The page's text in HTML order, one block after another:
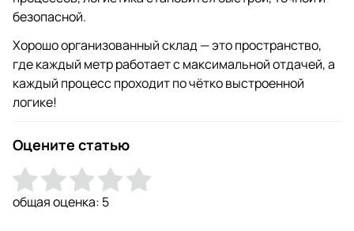
безопасной.
Хорошо организованный склад — это пространство,
где каждый метр работает с максимальной отдачей, а
каждый процесс проходит по чётко выстроенной
логике!
Оцените статью
общая оценка: 5